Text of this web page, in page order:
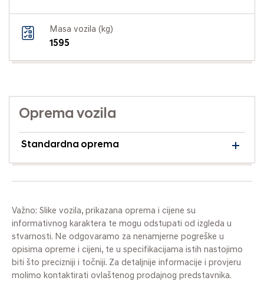
Masa vozila (kg)
1595
Oprema vozila
Standardna oprema
Važno: Slike vozila, prikazana oprema i cijene su
informativnog karaktera te mogu odstupati od izgleda u
stvarnosti. Ne odgovaramo za nenamjerne pogreške u
opisima opreme i cijeni, te u specifikacijama istih nastojimo
biti što precizniji i točniji. Za detaljnije informacije i provjeru
molimo kontaktirati ovlaštenog prodajnog predstavnika.